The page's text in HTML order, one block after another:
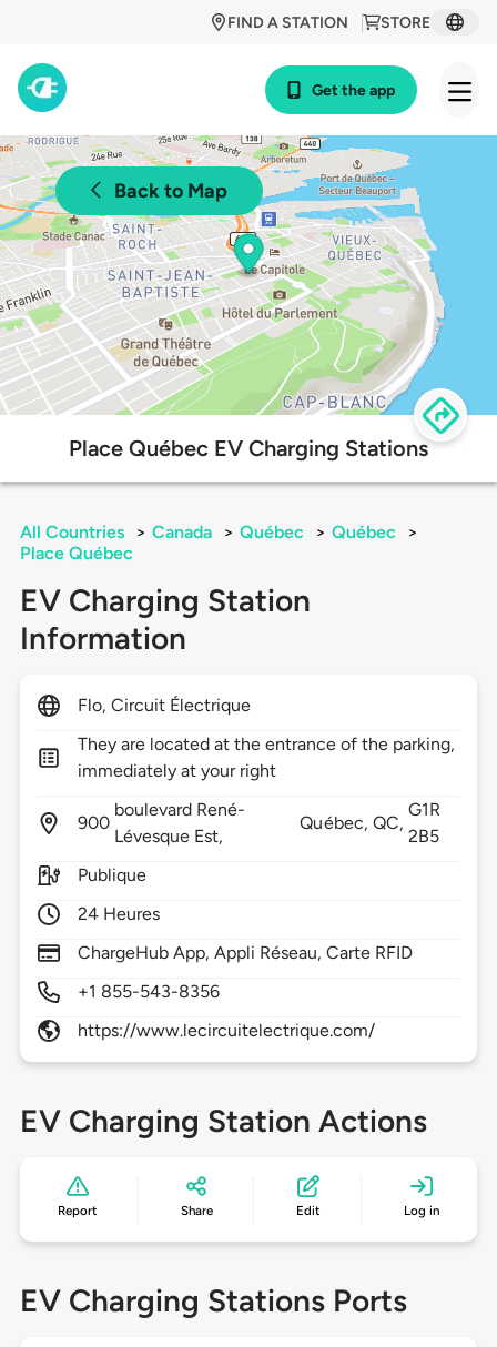
STORE
FIND A STATION
Get the app
Back to Map
Place Québec EV Charging Stations
All Countries > Canada > Québec > Québec
>
Place Québec
EV Charging Station
Information
Flo, Circuit Électrique
They are located at the entrance of the parking,
immediately at your right
900
boulevard René-
Lévesque Est,
Québec, QC,
G1R
2B5
Publique
24 Heures
ChargeHub App, Appli Réseau, Carte RFID
+1 855-543-8356
https://www.lecircuitelectrique.com/
EV Charging Station Actions
Report Share Edit Log in
EV Charging Stations Ports